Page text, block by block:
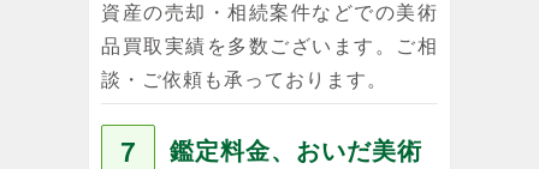
資産の売却・相続案件などでの美術
品買取実績を多数ございます。ご相
談・ご依頼も承っております。
７
鑑定料金、おいだ美術